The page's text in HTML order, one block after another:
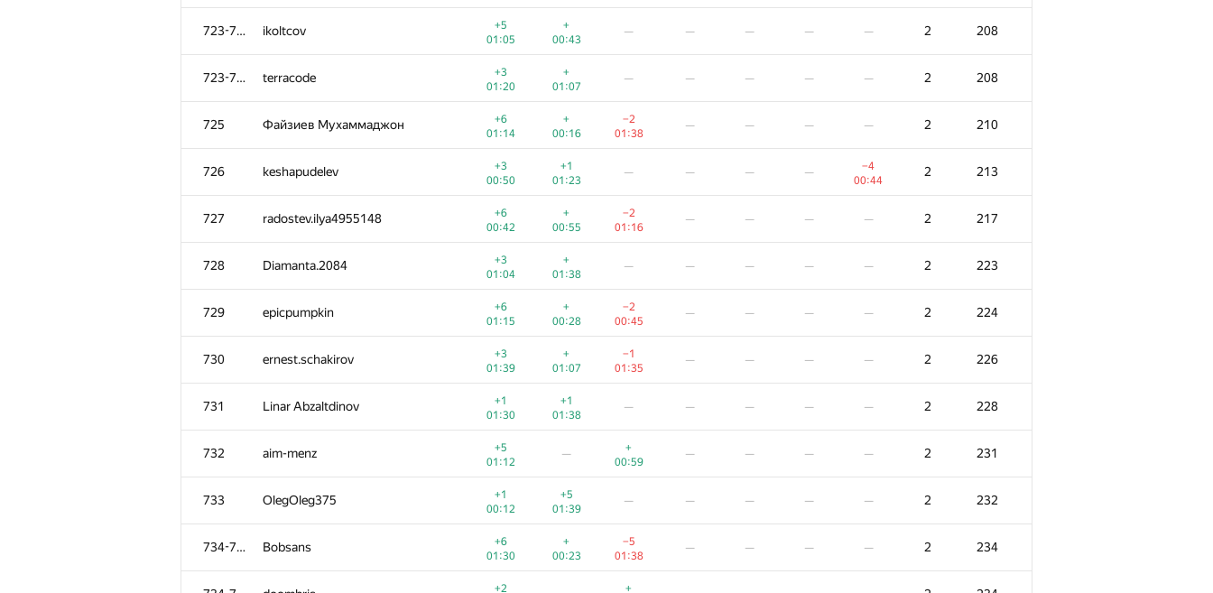
723-724 ikoltcov
+5
01:05
+
00:43
— — — — — 2 208
723-724 terracode
+3
01:20
+
01:07
— — — — — 2 208
725 Файзиев Мухаммаджон
+6
01:14
+
00:16
−2
01:38
— — — — 2 210
726 keshapudelev
+3
00:50
+1
01:23
— — — —
−4
00:44
2 213
727 radostev.ilya4955148
+6
00:42
+
00:55
−2
01:16
— — — — 2 217
728 Diamanta.2084
+3
01:04
+
01:38
— — — — — 2 223
729 epicpumpkin
+6
01:15
+
00:28
−2
00:45
— — — — 2 224
730 ernest.schakirov
+3
01:39
+
01:07
−1
01:35
— — — — 2 226
731 Linar Abzaltdinov
+1
01:30
+1
01:38
— — — — — 2 228
732 aim-menz
+5
01:12
—
+
00:59
— — — — 2 231
733 OlegOleg375
+1
00:12
+5
01:39
— — — — — 2 232
734-735 Bobsans
+6
01:30
+
00:23
−5
01:38
— — — — 2 234
+2
+